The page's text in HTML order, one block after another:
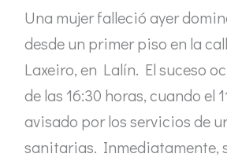
Una mujer falleció ayer
desde un primer piso en la
Laxeiro, en Lalín. El suceso
de las 16:30 horas, cuando el
avisado por los servicios de
sanitarias. Inmediatamente,